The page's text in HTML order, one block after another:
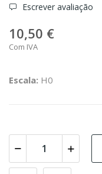
Escrever avaliação
10,50 €
Com IVA
Escala: H0